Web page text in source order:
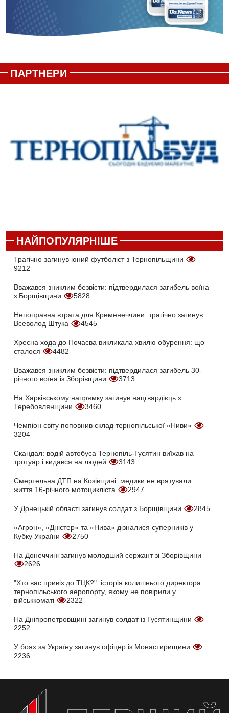
ПАРТНЕРИ
НАЙПОПУЛЯРНІШЕ
Трагічно загинув юний футболіст з Тернопільщини
9212
Вважався зниклим безвісти: підтвердилася загибель воїна
з Борщівщини
5828
Непоправна втрата для Кременеччини: трагічно загинув
Всеволод Штука
4545
Хресна хода до Почаєва викликала хвилю обурення: що
сталося
4482
Вважався зниклим безвісти: підтвердилася загибель 30-
річного воїна із Зборівщини
3713
На Харківському напрямку загинув нацгвардієць з
Теребовлянщини
3460
Чемпіон світу поповнив склад тернопільської «Ниви»
3204
Скандал: водій автобуса Тернопіль-Гусятин виїхав на
тротуар і кидався на людей
3143
Смертельна ДТП на Козівщині: медики не врятували
життя 16-річного мотоцикліста
2947
У Донецькій області загинув солдат з Борщівщини 2845
«Агрон», «Дністер» та «Нива» дізналися суперників у
Кубку України
2750
На Донеччині загинув молодший сержант зі Зборівщини
2626
"Хто вас привіз до ТЦК?": історія колишнього директора
тернопільського аеропорту, якому не повірили у
військкоматі
2322
На Дніпропетровщині загинув солдат із Гусятинщини
2252
У боях за Україну загинув офіцер із Монастирищини
2236